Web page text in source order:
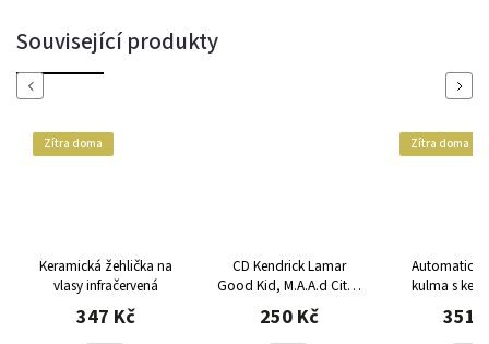
Související produkty
Previous
Zítra doma
Keramická žehlička na
vlasy infračervená
347 Kč
CD Kendrick Lamar
Good Kid, M.A.A.d City -
CD / Album
250 Kč
Zítra doma
kulma s
povlakem
351
Next